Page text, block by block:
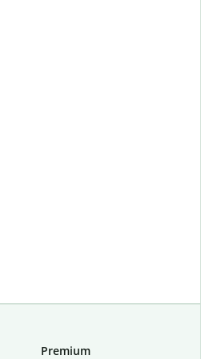
Premium